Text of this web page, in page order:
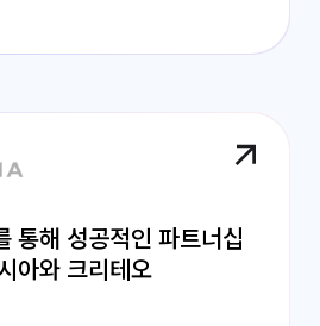
통해 성공적인 파트너십
아와 크리테오